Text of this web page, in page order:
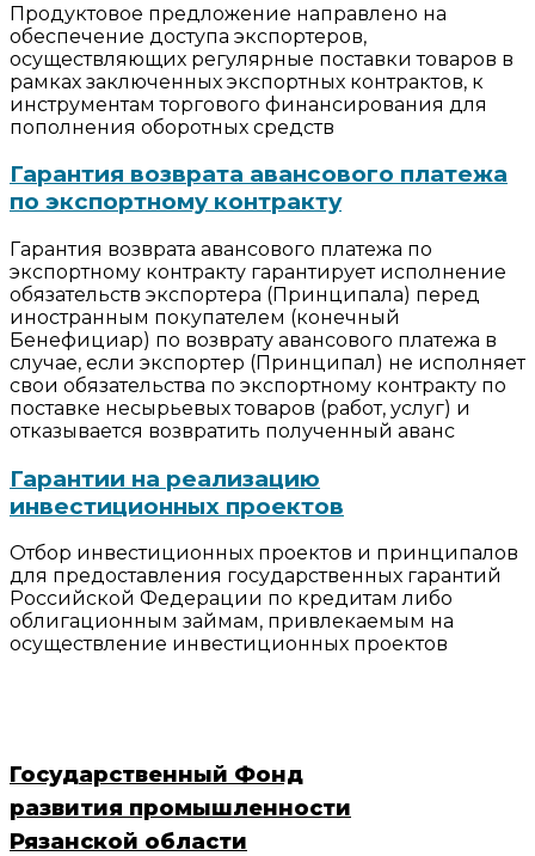
Продуктовое предложение направлено на
обеспечение доступа экспортеров,
осуществляющих регулярные поставки товаров в
рамках заключенных экспортных контрактов, к
инструментам торгового финансирования для
пополнения оборотных средств
Гарантия возврата авансового платежа
по экспортному контракту
Гарантия возврата авансового платежа по
экспортному контракту гарантирует исполнение
обязательств экспортера (Принципала) перед
иностранным покупателем (конечный
Бенефициар) по возврату авансового платежа в
случае, если экспортер (Принципал) не исполняет
свои обязательства по экспортному контракту по
поставке несырьевых товаров (работ, услуг) и
отказывается возвратить полученный аванс
Гарантии на реализацию
инвестиционных проектов
Отбор инвестиционных проектов и принципалов
для предоставления государственных гарантий
Российской Федерации по кредитам либо
облигационным займам, привлекаемым на
осуществление инвестиционных проектов
Государственный Фонд
развития промышленности
Рязанской области